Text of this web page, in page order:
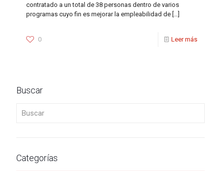
contratado a un total de 38 personas dentro de varios
programas cuyo fin es mejorar la empleabilidad de
0 Leer más
Buscar
Categorías